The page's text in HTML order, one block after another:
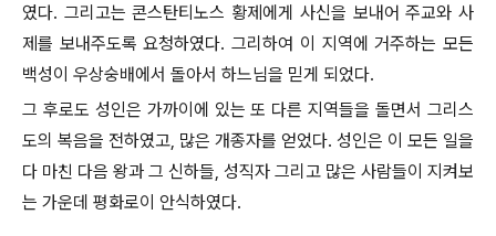
였다. 그리고는 콘스탄티노스 황제에게 사신을 보내어 주교와 사
제를 보내주도록 요청하였다. 그리하여 이 지역에 거주하는 모든
백성이 우상숭배에서 돌아서 하느님을 믿게 되었다.
그 후로도 성인은 가까이에 있는 또 다른 지역들을 돌면서 그리스
도의 복음을 전하였고, 많은 개종자를 얻었다. 성인은 이 모든 일을
다 마친 다음 왕과 그 신하들, 성직자 그리고 많은 사람들이 지켜보
는 가운데 평화로이 안식하였다.